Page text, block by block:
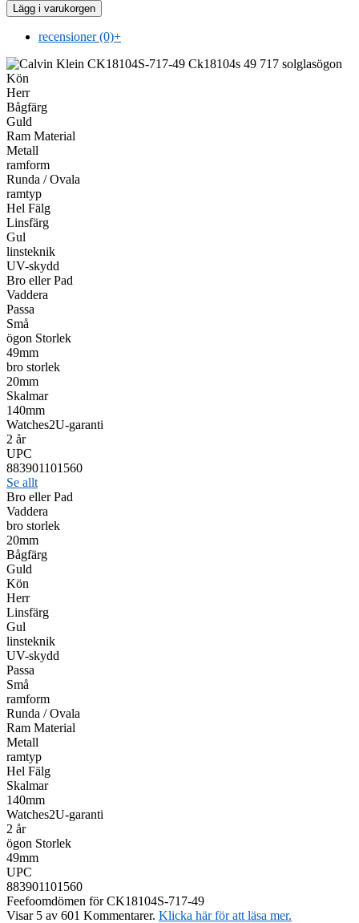
recensioner (0)+
Kön
Herr
Bågfärg
Guld
Ram Material
Metall
ramform
Runda / Ovala
ramtyp
Hel Fälg
Linsfärg
Gul
linsteknik
UV-skydd
Bro eller Pad
Vaddera
Passa
Små
ögon Storlek
49mm
bro storlek
20mm
Skalmar
140mm
Watches2U-garanti
2 år
UPC
883901101560
Se allt
Bro eller Pad
Vaddera
bro storlek
20mm
Bågfärg
Guld
Kön
Herr
Linsfärg
Gul
linsteknik
UV-skydd
Passa
Små
ramform
Runda / Ovala
Ram Material
Metall
ramtyp
Hel Fälg
Skalmar
140mm
Watches2U-garanti
2 år
ögon Storlek
49mm
UPC
883901101560
Feefoomdömen för CK18104S-717-49
Visar 5 av 601 Kommentarer. Klicka här för att läsa mer.